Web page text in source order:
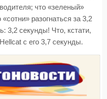
что «зеленый»
разогнаться за 3,2
3,2 секунды! Что, кстати,
с его 3,7 секунды.